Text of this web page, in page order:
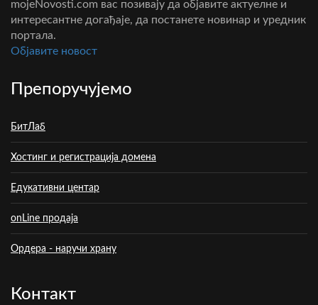
mojeNovosti.com вас позивају да објавите актуелне и
интересантне догађаје, да постанете новинар и уредник
портала.
Oбјавите новост
Препоручујемо
БитЛаб
Хостинг и регистрација домена
Едукативни центар
onLine продаја
Ордера - наручи храну
Контакт